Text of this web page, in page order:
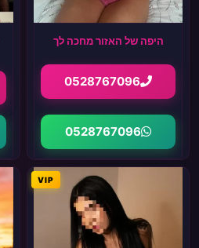
היפה של האזור מחכה לך
0528767096
0528767096
VIP